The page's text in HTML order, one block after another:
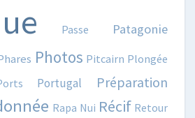
Passe Patagonie
Photos Pitcairn Plongée
Portugal Préparation
Rapa Nui Récif Retour